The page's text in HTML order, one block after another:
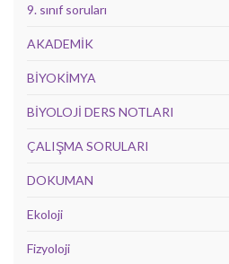
9. sınıf soruları
AKADEMİK
BİYOKİMYA
BİYOLOJİ DERS NOTLARI
ÇALIŞMA SORULARI
DOKUMAN
Ekoloji
Fizyoloji